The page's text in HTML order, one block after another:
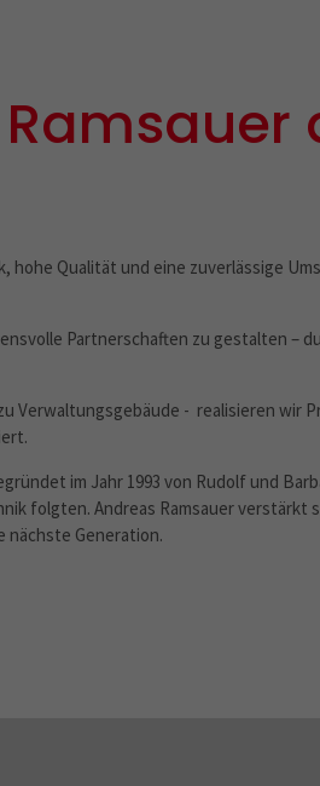
Ramsauer
Qualität und eine zuverlässige
Partnerschaften zu gestalten –
Verwaltungsgebäude - realisieren wir
im Jahr 1993 von Rudolf und
folgten. Andreas Ramsauer verstärkt
nächste Generation.